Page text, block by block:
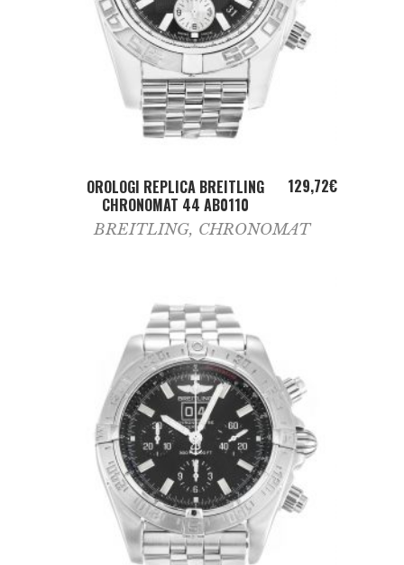
ADD TO CART
OROLOGI REPLICA BREITLING
CHRONOMAT 44 AB0110
129,72€
BREITLING, CHRONOMAT